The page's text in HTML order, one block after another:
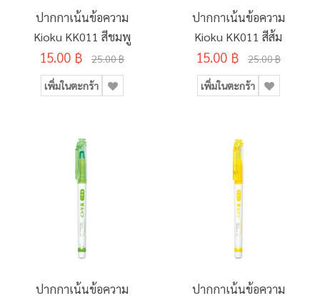
ปากกาเน้นข้อความ
Kioku KK011 สีชมพู
15.00 ฿ 25.00 ฿
เพิ่มในตะกร้า
ปากกาเน้นข้อความ
Kioku KK011 สีส้ม
15.00 ฿ 25.00 ฿
เพิ่มในตะกร้า
ปากกาเน้นข้อความ
ปากกาเน้นข้อความ